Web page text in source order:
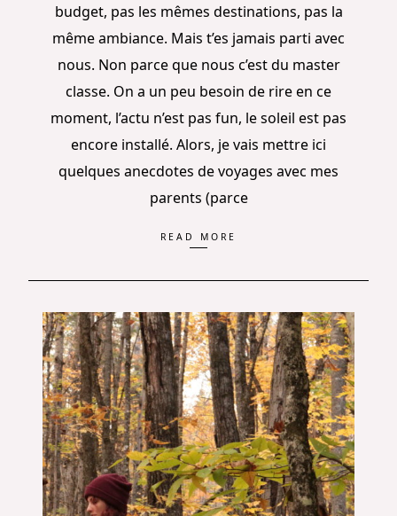
budget, pas les mêmes destinations, pas la
même ambiance. Mais t’es jamais parti avec
nous. Non parce que nous c’est du master
classe. On a un peu besoin de rire en ce
moment, l’actu n’est pas fun, le soleil est pas
encore installé. Alors, je vais mettre ici
quelques anecdotes de voyages avec mes
parents (parce
READ MORE